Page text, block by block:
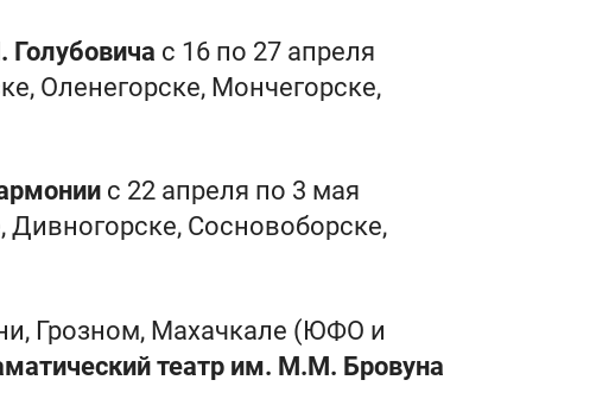
с 16 по 27 апреля
Оленегорске, Мончегорске,
с 22 апреля по 3 мая
Сосновоборске,
Грозном, Махачкале (ЮФО и
театр им. М.М. Бровуна